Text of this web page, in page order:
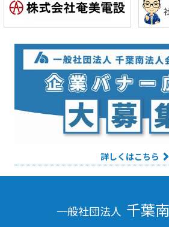
詳しくはこちら
一般社団法人 千葉